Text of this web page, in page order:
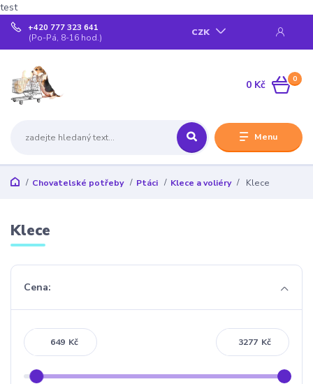
test
Menu
CZK
+420 777 323 641
(Po-Pá, 8-16 hod.)
0
0 Kč
Chovatelské potřeby Ptáci Klece a voliéry Klece
Klece
Cena:
Kč Kč